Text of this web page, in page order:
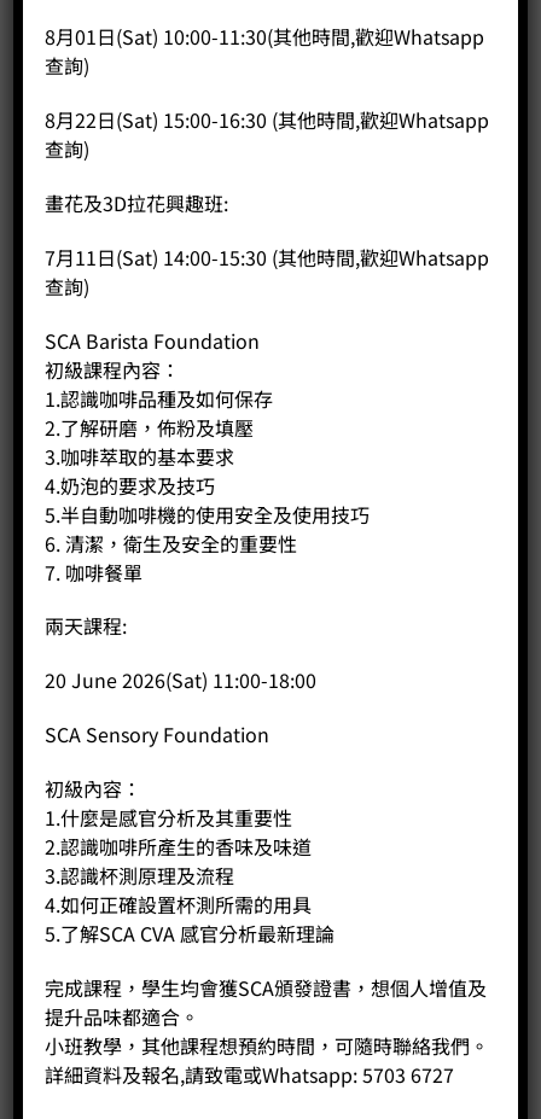
& Assessor
歐洲精品咖啡協會咖啡文憑
歐洲精品咖啡協會咖啡師中級及高級証書
SCAE – Sensory Intermediate and Professional
歐洲精品咖啡協會感官中級及高級証書
SCAE – Grinder & Brewing Level 1 & 2
歐洲精品咖啡協會沖泡中級及高級証書
SCAE – Green Bean intermediate
WSET® Level 1 Award in Wines
2022 IICCT Level 1 & Level 2 Certificate in
Tasting London School
2024 & 2025 Judge of Hong Kong Interschool
Latte Art Competition
2024 & 2025全港學界咖啡拉花比賽評審
Competition
2024 & 2025 仁愛堂咖啡拉花比賽評審
CCC 中國咖啡杯測大賽】 (香港賽區) 冠軍
8月01日(Sat) 10:00-11:30(其他時間,歡迎Whatsapp
查詢)
8月22日(Sat) 15:00-16:30 (其他時間,歡迎Whatsapp
查詢)
畫花及3D拉花興趣班:
7月11日(Sat) 14:00-15:30 (其他時間,歡迎Whatsapp
查詢)
SCA Barista Foundation
初級課程內容：
1.認識咖啡品種及如何保存
2.了解研磨，佈粉及填壓
3.咖啡萃取的基本要求
4.奶泡的要求及技巧
5.半自動咖啡機的使用安全及使用技巧
6. 清潔，衛生及安全的重要性
7. 咖啡餐單
兩天課程:
20 June 2026(Sat) 11:00-18:00
SCA Sensory Foundation
初級內容：
1.什麼是感官分析及其重要性
2.認識咖啡所產生的香味及味道
3.認識杯測原理及流程
4.如何正確設置杯測所需的用具
5.了解SCA CVA 感官分析最新理論
完成課程，學生均會獲SCA頒發證書，想個人增值及
提升品味都適合。
小班教學，其他課程想預約時間，可隨時聯絡我們。
詳細資料及報名,請致電或Whatsapp: 5703 6727